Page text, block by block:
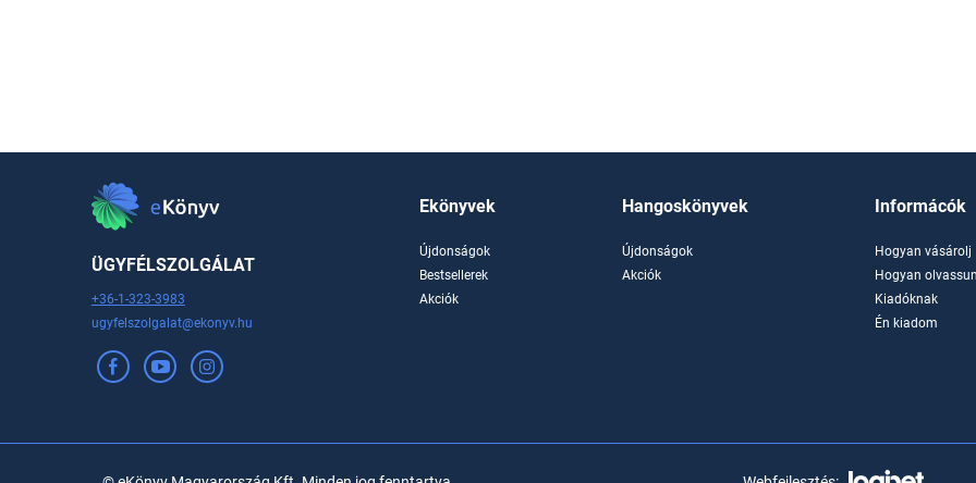
ÜGYFÉLSZOLGÁLAT
+36-1-323-3983
ugyfelszolgalat@ekonyv.hu
Ekönyvek
Újdonságok
Bestsellerek
Akciók
Hangoskönyvek
Újdonságok
Akciók
Informácók
Hogyan vásárolj
Hogyan
Kiadóknak
Én kiadom